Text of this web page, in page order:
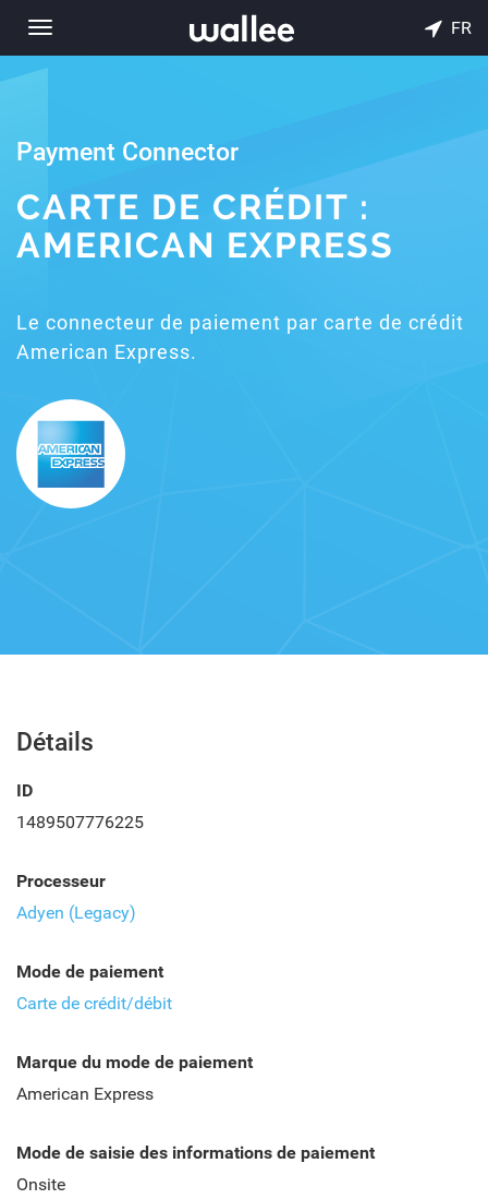
Toggle
navigation
FR
Payment Connector
CARTE DE CRÉDIT :
AMERICAN EXPRESS
Le connecteur de paiement par carte de crédit
American Express.
Détails
ID
1489507776225
Processeur
Adyen (Legacy)
Mode de paiement
Carte de crédit/débit
Marque du mode de paiement
American Express
Mode de saisie des informations de paiement
Onsite